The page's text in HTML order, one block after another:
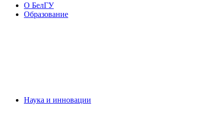
О БелГУ
Образование
Наука и инновации